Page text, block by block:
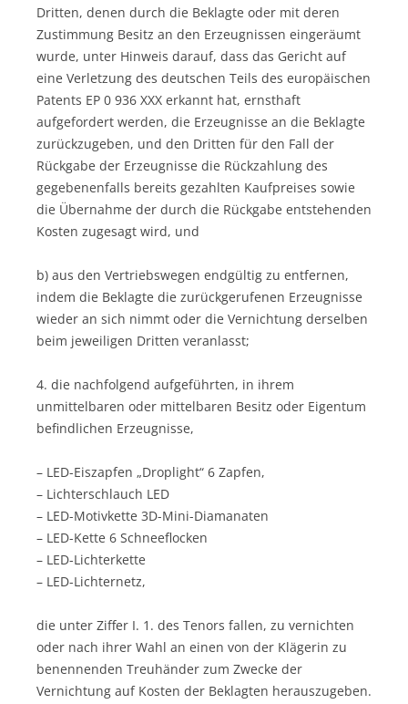
Dritten, denen durch die Beklagte oder mit deren
Zustimmung Besitz an den Erzeugnissen eingeräumt
wurde, unter Hinweis darauf, dass das Gericht auf
eine Verletzung des deutschen Teils des europäischen
Patents EP 0 936 XXX erkannt hat, ernsthaft
aufgefordert werden, die Erzeugnisse an die Beklagte
zurückzugeben, und den Dritten für den Fall der
Rückgabe der Erzeugnisse die Rückzahlung des
gegebenenfalls bereits gezahlten Kaufpreises sowie
die Übernahme der durch die Rückgabe entstehenden
Kosten zugesagt wird, und
b) aus den Vertriebswegen endgültig zu entfernen,
indem die Beklagte die zurückgerufenen Erzeugnisse
wieder an sich nimmt oder die Vernichtung derselben
beim jeweiligen Dritten veranlasst;
4. die nachfolgend aufgeführten, in ihrem
unmittelbaren oder mittelbaren Besitz oder Eigentum
befindlichen Erzeugnisse,
– LED-Eiszapfen „Droplight“ 6 Zapfen,
– Lichterschlauch LED
– LED-Motivkette 3D-Mini-Diamanaten
– LED-Kette 6 Schneeflocken
– LED-Lichterkette
– LED-Lichternetz,
die unter Ziffer I. 1. des Tenors fallen, zu vernichten
oder nach ihrer Wahl an einen von der Klägerin zu
benennenden Treuhänder zum Zwecke der
Vernichtung auf Kosten der Beklagten herauszugeben.